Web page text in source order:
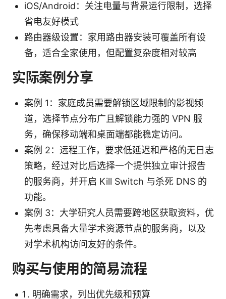
iOS/Android：关注电量与背景运行限制，选择
省电友好模式
路由器级设置：家用路由器安装可覆盖所有设
备，适合全家使用，但配置复杂度相对较高
实际案例分享
案例 1：家庭成员需要解锁区域限制的影视频
道，选择节点分布广且解锁能力强的 VPN 服
务，确保移动端和桌面端都能稳定访问。
案例 2：远程工作，要求低延迟和严格的无日志
策略，经过对比后选择一个提供独立审计报告
的服务商，并开启 Kill Switch 与杀死 DNS 的
功能。
案例 3：大学研究人员需要跨地区获取资料，优
先考虑具备大量学术资源节点的服务商，以及
对学术机构访问友好的条件。
购买与使用的简易流程
明确需求，列出优先级和预算